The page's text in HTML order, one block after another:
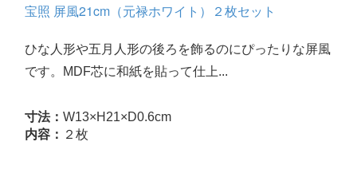
宝照 屏風21cm（元禄ホワイト）２枚セット
ひな人形や五月人形の後ろを飾るのにぴったりな屏風
です。MDF芯に和紙を貼って仕上...
寸法： W13×H21×D0.6cm
内容： ２枚